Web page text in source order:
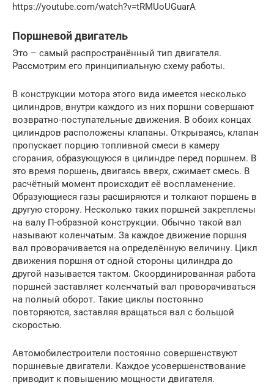
https://youtube.com/watch?v=tRMUoUGuarA
Поршневой двигатель
Это – самый распространённый тип двигателя.
Рассмотрим его принципиальную схему работы.
В конструкции мотора этого вида имеется несколько
цилиндров, внутри каждого из них поршни совершают
возвратно-поступательные движения. В обоих концах
цилиндров расположены клапаны. Открываясь, клапан
пропускает порцию топливной смеси в камеру
сгорания, образующуюся в цилиндре перед поршнем. В
это время поршень, двигаясь вверх, сжимает смесь. В
расчётный момент происходит её воспламенение.
Образующиеся газы расширяются и толкают поршень в
другую сторону. Несколько таких поршней закреплены
на валу П-образной конструкции. Обычно такой вал
называют коленчатым. За каждое движение поршня
вал проворачивается на определённую величину. Цикл
движения поршня от одной стороны цилиндра до
другой называется тактом. Скоординированная работа
поршней заставляет коленчатый вал проворачиваться
на полный оборот. Такие циклы постоянно
повторяются, заставляя вращаться вал с большой
скоростью.
Автомобилестроители постоянно совершенствуют
поршневые двигатели. Каждое усовершенствование
приводит к повышению мощности двигателя.